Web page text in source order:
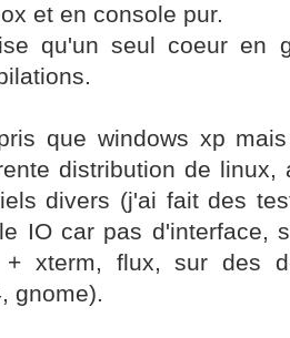
et en console pur.
qu'un seul coeur en
que windows xp
distribution de linux,
divers (j'ai fait des
IO car pas d'interface,
+ xterm, flux, sur des
gnome).